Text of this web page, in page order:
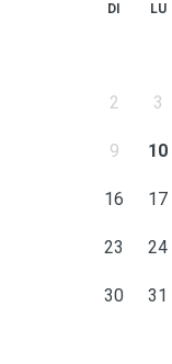
DI LU
2 3
9 10
16 17
23 24
30 31